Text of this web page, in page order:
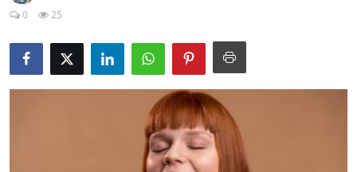
Gıda Güvenliği & Bilimi
Mutfak Püf Noktaları & İpuçları
Mekan & Lezzet Rotaları
0
25